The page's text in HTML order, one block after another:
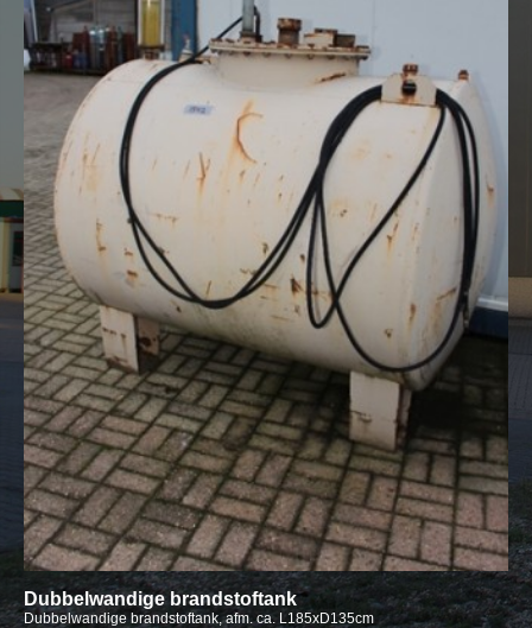
Dubbelwandige brandstoftank
Dubbelwandige brandstoftank, afm. ca. L185xD135cm